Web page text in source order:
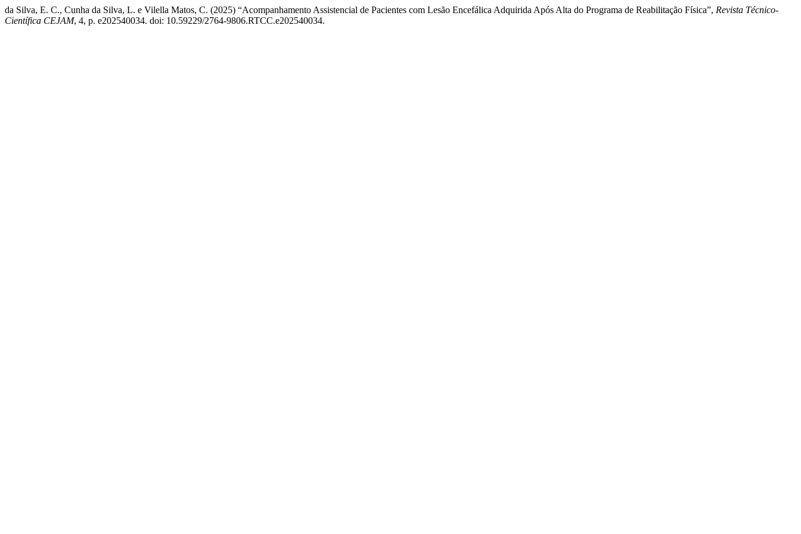
da Silva, E. C., Cunha da Silva, L. e Vilella Matos, C. (2025) “Acompanhamento Assistencial de Pacientes com Lesão Encefálica Adquirida Após Alta do Programa de Reabilitação Física”, Revista Técnico-
Científica CEJAM, 4, p. e202540034. doi: 10.59229/2764-9806.RTCC.e202540034.